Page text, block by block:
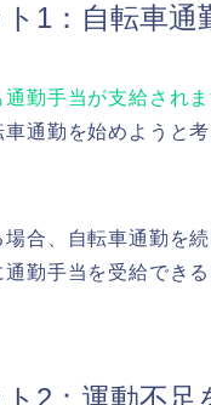
1：自転車通
勤手当が支給されま
通勤を始めようと
合、自転車通勤を
勤手当を受給でき
2：運動不足